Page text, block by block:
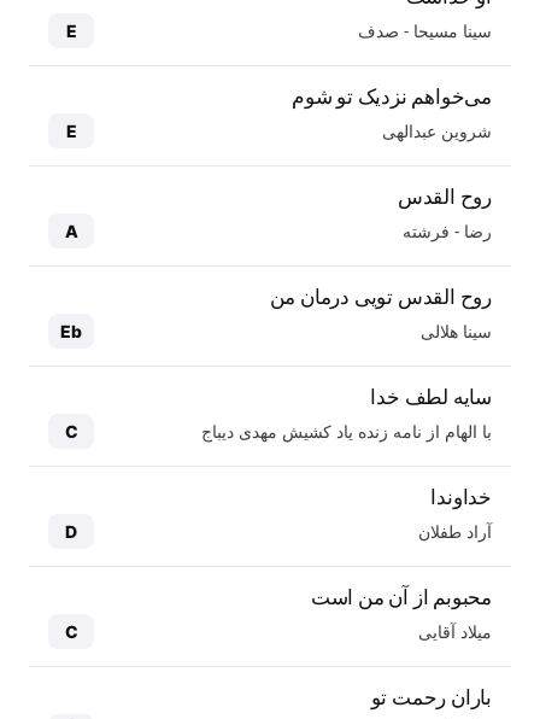
سینا مسیحا - صدف E
می‌خواهم نزدیک تو شوم
شروین عبدالهی E
روح القدس
رضا - فرشته A
روح القدس تویی درمان من
سینا هلالی Eb
سایه لطف خدا
با الهام از نامه زنده یاد کشیش مهدی دیباج C
خداوندا
آراد طفلان D
محبوبم از آن من است
میلاد آقایی C
باران رحمت تو